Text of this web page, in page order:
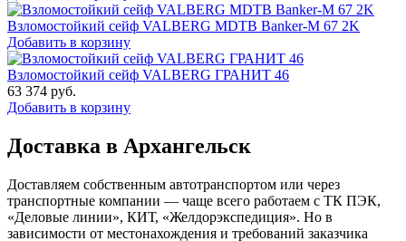
Взломостойкий сейф VALBERG MDTB Banker-M 67 2K
Добавить в корзину
Взломостойкий сейф VALBERG ГРАНИТ 46
63 374 руб.
Добавить в корзину
Доставка в Архангельск
Доставляем собственным автотранспортом или через
транспортные компании — чаще всего работаем с ТК ПЭК,
«Деловые линии», КИТ, «Желдорэкспедиция». Но в
зависимости от местонахождения и требований заказчика